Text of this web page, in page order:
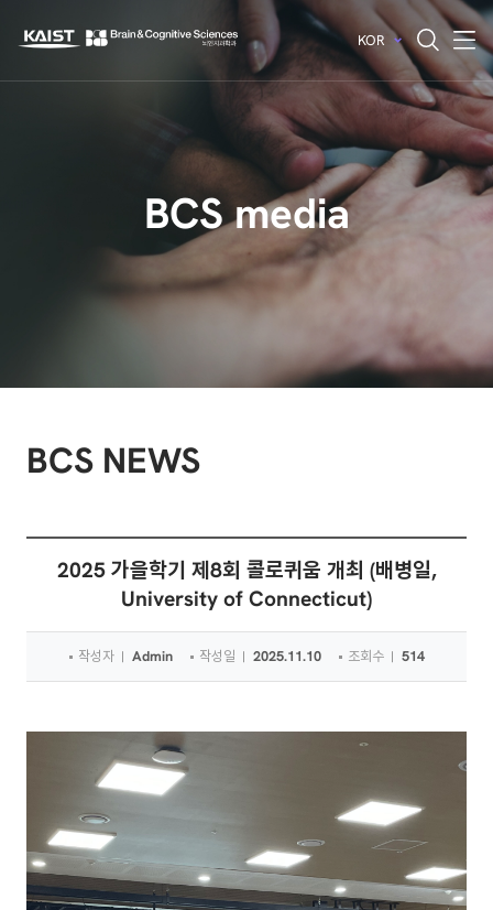
KOR
BCS media
BCS NEWS
2025 가을학기 제8회 콜로퀴움 개최 (배병일,
University of Connecticut)
작성자 Admin 작성일 2025.11.10 조회수 514